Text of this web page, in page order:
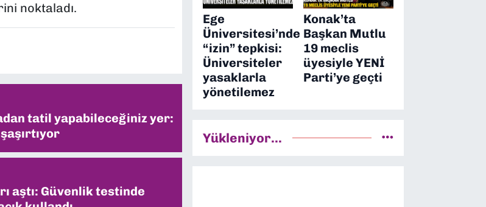
noktaladı.
tatil yapabileceğiniz yer:
aştı: Güvenlik testinde
Ege
Üniversitesi’nde
“izin” tepkisi:
Üniversiteler
yasaklarla
yönetilemez
Konak’ta
Başkan Mutlu
19 meclis
üyesiyle YENİ
Parti’ye geçti
Yükleniyor...